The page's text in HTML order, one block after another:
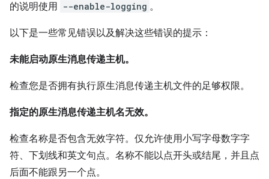
的说明使用 --enable-logging 。
以下是一些常见错误以及解决这些错误的提示：
未能启动原生消息传递主机。
检查您是否拥有执行原生消息传递主机文件的足够权限。
指定的原生消息传递主机名无效。
检查名称是否包含无效字符。仅允许使用小写字母数字字
符、下划线和英文句点。名称不能以点开头或结尾，并且点
后面不能跟另一个点。